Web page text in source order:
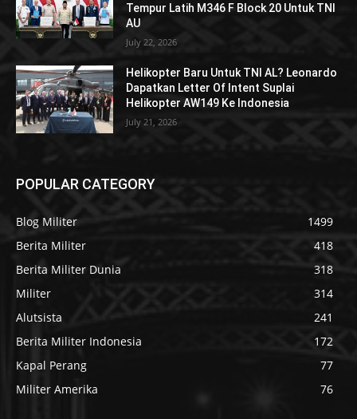
Tempur Latih M346 F Block 20 Untuk TNI
AU
July 22, 2026
Helikopter Baru Untuk TNI AL? Leonardo
Dapatkan Letter Of Intent Suplai
Helikopter AW149 Ke Indonesia
July 21, 2026
POPULAR CATEGORY
Blog Militer
1499
Berita Militer
418
Berita Militer Dunia
318
Militer
314
Alutsista
241
Berita Militer Indonesia
172
Kapal Perang
77
Militer Amerika
76